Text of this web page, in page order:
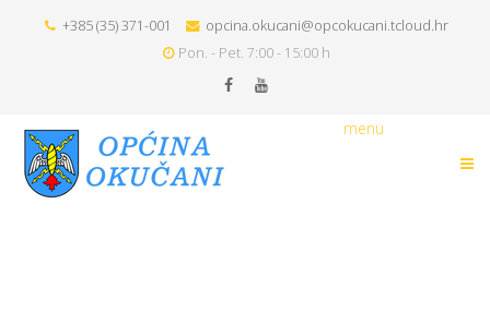
+385 (35) 371-001
opcina.okucani@opcokucani.tcloud.hr
Pon. - Pet. 7:00 - 15:00 h
menu